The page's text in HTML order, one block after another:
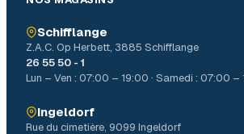
Schifflange
Z.A.C. Op Herbett, 3885 Schifflange
26 55 50 - 1
Lun – Ven : 07:00 – 19:00 · Samedi : 07:00 –
Ingeldorf
Rue du cimetière, 9099 Ingeldorf